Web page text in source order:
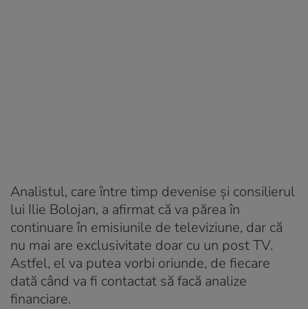
Analistul, care între timp devenise și consilierul
lui Ilie Bolojan, a afirmat că va părea în
continuare în emisiunile de televiziune, dar că
nu mai are exclusivitate doar cu un post TV.
Astfel, el va putea vorbi oriunde, de fiecare
dată când va fi contactat să facă analize
financiare.